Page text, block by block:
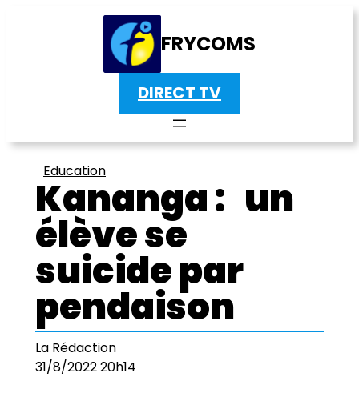
FRYCOMS
DIRECT TV
Education
Kananga : un
élève se
suicide par
pendaison
La Rédaction
31/8/2022 20h14